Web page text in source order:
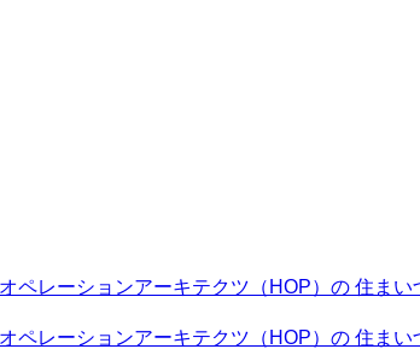
ペレーションアーキテクツ（HOP）の 住まい
ペレーションアーキテクツ（HOP）の 住まい